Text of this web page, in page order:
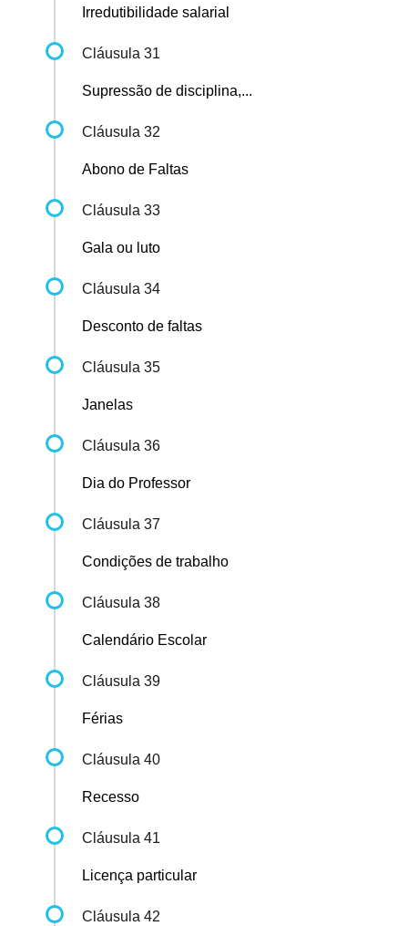
Irredutibilidade salarial
Cláusula 31
Supressão de disciplina,...
Cláusula 32
Abono de Faltas
Cláusula 33
Gala ou luto
Cláusula 34
Desconto de faltas
Cláusula 35
Janelas
Cláusula 36
Dia do Professor
Cláusula 37
Condições de trabalho
Cláusula 38
Calendário Escolar
Cláusula 39
Férias
Cláusula 40
Recesso
Cláusula 41
Licença particular
Cláusula 42